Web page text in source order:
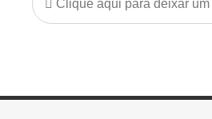
Clique aqui para deixar